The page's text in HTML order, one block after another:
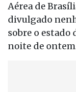
Aérea de
divulgado
sobre o estado
noite de